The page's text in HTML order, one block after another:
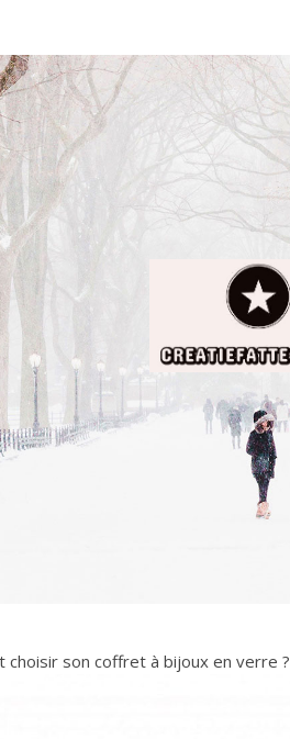
choisir son coffret à bijoux en verre ?